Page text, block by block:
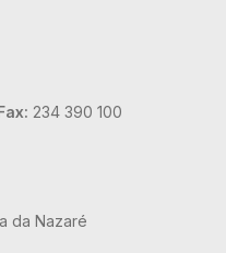
234 390 100
da Nazaré